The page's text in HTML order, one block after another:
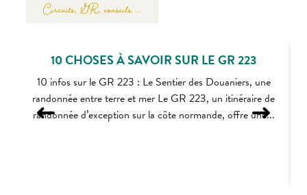
Circuits, GR, conseils ...
10 CHOSES À SAVOIR SUR LE GR 223
10 infos sur le GR 223 : Le Sentier des Douaniers, une
randonnée entre terre et mer Le GR 223, un itinéraire de
randonnée d’exception sur la côte normande, offre une...